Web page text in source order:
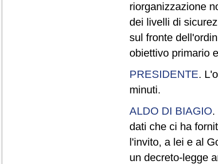
riorganizzazione
dei livelli di
sul fronte
obiettivo primario
PRESIDENTE.
minuti.
ALDO DI BIAGIO
dati che ci ha
l'invito, a lei e al
un decreto-legge